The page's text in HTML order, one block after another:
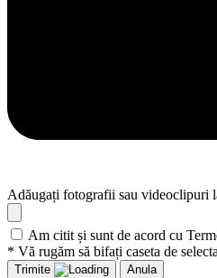
Adăugați fotografii sau videoclipuri
Am citit și sunt de acord cu
* Vă rugăm să bifați caseta de
Trimite Anula